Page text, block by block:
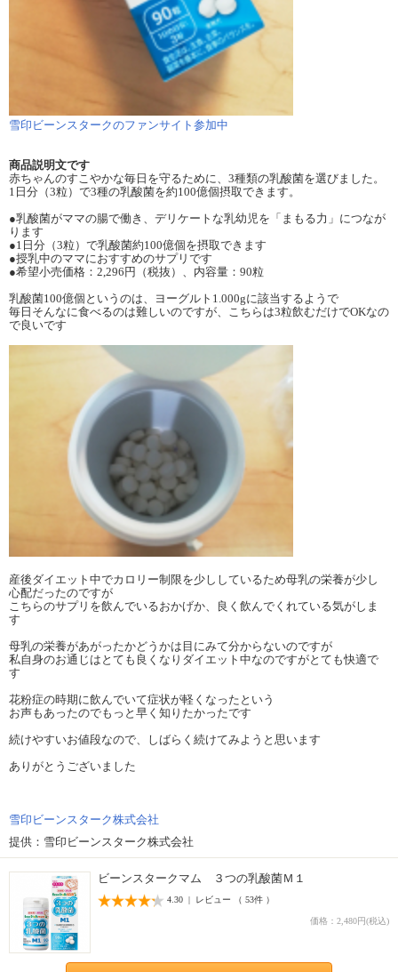
雪印ビーンスタークのファンサイト参加中
商品説明文です
赤ちゃんのすこやかな毎日を守るために、3種類の乳酸菌を選びました。
1日分（3粒）で3種の乳酸菌を約100億個摂取できます。
●乳酸菌がママの腸で働き、デリケートな乳幼児を「まもる力」につなが
ります
●1日分（3粒）で乳酸菌約100億個を摂取できます
●授乳中のママにおすすめのサプリです
●希望小売価格：2,296円（税抜）、内容量：90粒
乳酸菌100億個というのは、ヨーグルト1.000gに該当するようで
毎日そんなに食べるのは難しいのですが、こちらは3粒飲むだけでOKなの
で良いです
産後ダイエット中でカロリー制限を少ししているため母乳の栄養が少し
心配だったのですが
こちらのサプリを飲んでいるおかげか、良く飲んでくれている気がしま
す
母乳の栄養があがったかどうかは目にみて分からないのですが
私自身のお通じはとても良くなりダイエット中なのですがとても快適で
す
花粉症の時期に飲んでいて症状が軽くなったという
お声もあったのでもっと早く知りたかったです
続けやすいお値段なので、しばらく続けてみようと思います
ありがとうございました
雪印ビーンスターク株式会社
提供：雪印ビーンスターク株式会社
ビーンスタークマム ３つの乳酸菌Ｍ１
4.30 | レビュー （ 53件 ）
価格：2,480円(税込)